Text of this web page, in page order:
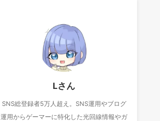
Lさん
SNS総登録者5万人超え。SNS運用やブログ
運用からゲーマーに特化した光回線情報やガ